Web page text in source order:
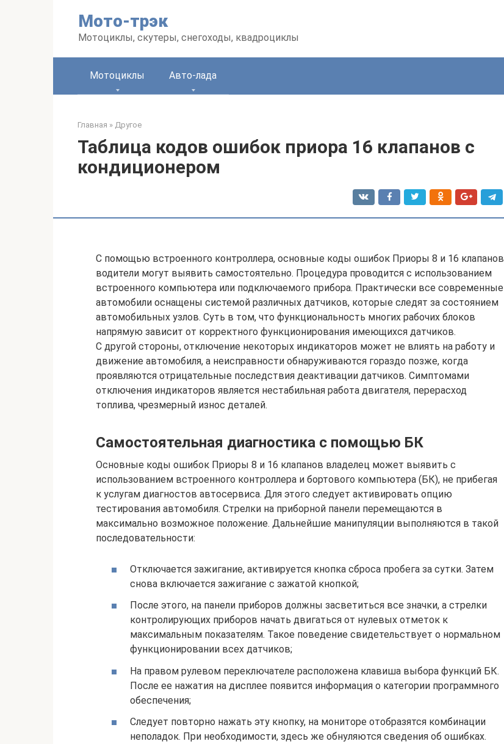
Мото-трэк
Мотоциклы, скутеры, снегоходы, квадроциклы
Мотоциклы Авто-лада
Главная » Другое
Таблица кодов ошибок приора 16 клапанов с
кондиционером
С помощью встроенного контроллера, основные коды ошибок Приоры 8 и 16 клапанов
водители могут выявить самостоятельно. Процедура проводится с использованием
встроенного компьютера или подключаемого прибора. Практически все современные
автомобили оснащены системой различных датчиков, которые следят за состоянием
автомобильных узлов. Суть в том, что функциональность многих рабочих блоков
напрямую зависит от корректного функционирования имеющихся датчиков.
С другой стороны, отключение некоторых индикаторов может не влиять на работу и
движение автомобиля, а неисправности обнаруживаются гораздо позже, когда
проявляются отрицательные последствия деактивации датчиков. Симптомами
отключения индикаторов является нестабильная работа двигателя, перерасход
топлива, чрезмерный износ деталей.
Самостоятельная диагностика с помощью БК
Основные коды ошибок Приоры 8 и 16 клапанов владелец может выявить с
использованием встроенного контроллера и бортового компьютера (БК), не прибегая
к услугам диагностов автосервиса. Для этого следует активировать опцию
тестирования автомобиля. Стрелки на приборной панели перемещаются в
максимально возможное положение. Дальнейшие манипуляции выполняются в такой
последовательности:
Отключается зажигание, активируется кнопка сброса пробега за сутки. Затем
снова включается зажигание с зажатой кнопкой;
После этого, на панели приборов должны засветиться все значки, а стрелки
контролирующих приборов начать двигаться от нулевых отметок к
максимальным показателям. Такое поведение свидетельствует о нормальном
функционировании всех датчиков;
На правом рулевом переключателе расположена клавиша выбора функций БК.
После ее нажатия на дисплее появится информация о категории программного
обеспечения;
Следует повторно нажать эту кнопку, на мониторе отобразятся комбинации
неполадок. При необходимости, здесь же обнуляются сведения об ошибках.